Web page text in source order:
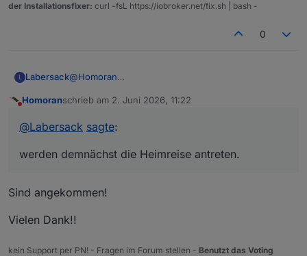
der Installationsfixer: curl -fsL https://iobroker.net/fix.sh | bash -
0
L Labersack@Homoran
war dein Glück. ;-)
(Kondensator, Sicherung, Diode), da war wohl
ausgeliehen?
den Kondensator gewechselt und den Test mit
(auch dem kleinen) erfolgreich.
Heimreise antreten.
Nicht stören
Homoranschrieb am 2. Juni 2026, 11:22
zuletzt editiert von
@Labersack sagte:
werden demnächst die Heimreise antreten.
Sind angekommen!
Vielen Dank!!
kein Support per PN! - Fragen im Forum stellen - Benutzt das Voting